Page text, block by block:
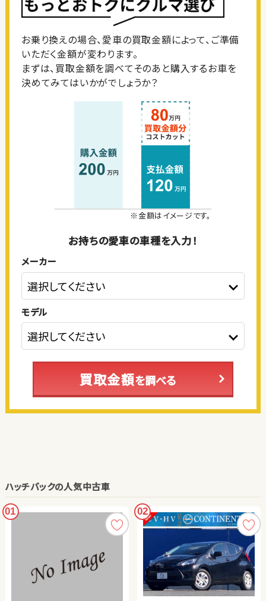
お乗り換えの場合、愛車の買取金額によって、ご準備
いただく金額が変わります。
まずは、買取金額を調べてそのあと購入するお車を
決めてみてはいかがでしょうか？
※金額はイメージです。
お持ちの愛車の車種を入力！
メーカー
モデル
買取金額を調べる
ハッチバックの人気中古車
01 02